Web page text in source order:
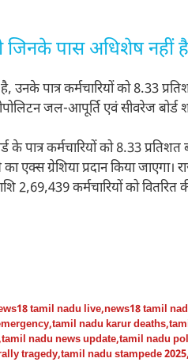
जिनके पास अधिशेष नहीं है
उनके पात्र कर्मचारियों को 8.33
जल-आपूर्ति एवं सीवरेज बोर्ड
पात्र कर्मचारियों को 8.33
एक्‍स ग्रेशिया प्रदान किया जाएगा।
कर्मचारियों को वितरित
tamil nadu live,news18 tamil
,tamil nadu karur deaths,
tamil nadu news update,tamil nadu
tragedy,tamil nadu stampede 2025,